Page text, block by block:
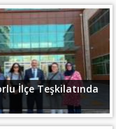
İlçe Teşkilatında